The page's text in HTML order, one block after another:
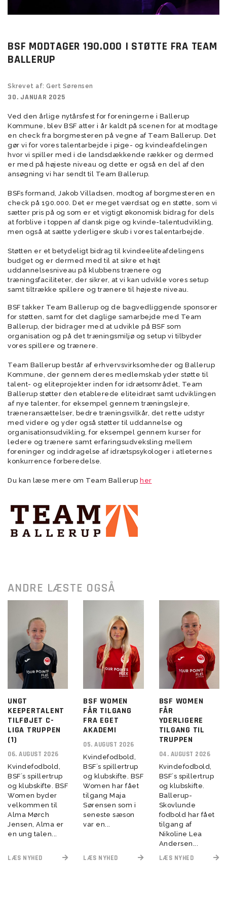
BSF MODTAGER 190.000 I STØTTE FRA TEAM
BALLERUP
Skrevet af: Gert Sørensen
30. JANUAR 2025
Ved den årlige nytårsfest for foreningerne i Ballerup
Kommune, blev BSF atter i år kaldt på scenen for at modtage
en check fra borgmesteren på vegne af Team Ballerup. Det
gør vi for vores talentarbejde i pige- og kvindeafdelingen
hvor vi spiller med i de landsdækkende rækker og dermed
er med på højeste niveau og dette er også en del af den
ansøgning vi har sendt til Team Ballerup.
BSFs formand, Jakob Villadsen, modtog af borgmesteren en
check på 190.000. Det er meget værdsat og en støtte, som vi
sætter pris på og som er et vigtigt økonomisk bidrag for dels
at forblive i toppen af dansk pige og kvinde-talentudvikling,
men også at sætte yderligere skub i vores talentarbejde.
Støtten er et betydeligt bidrag til kvindeeliteafdelingens
budget og er dermed med til at sikre et højt
uddannelsesniveau på klubbens trænere og
træningsfaciliteter, der sikrer, at vi kan udvikle vores setup
samt tiltrække spillere og trænere til højeste niveau.
BSF takker Team Ballerup og de bagvedliggende sponsorer
for støtten, samt for det daglige samarbejde med Team
Ballerup, der bidrager med at udvikle på BSF som
organisation og på det træningsmiljø og setup vi tilbyder
vores spillere og trænere.
Team Ballerup består af erhvervsvirksomheder og Ballerup
Kommune, der gennem deres medlemskab yder støtte til
talent- og eliteprojekter inden for idrætsområdet, Team
Ballerup støtter den etablerede eliteidræt samt udviklingen
af nye talenter, for eksempel gennem træningslejre,
træneransættelser, bedre træningsvilkår, det rette udstyr
med videre og yder også støtter til uddannelse og
organisationsudvikling, for eksempel gennem kurser for
ledere og trænere samt erfaringsudveksling mellem
foreninger og inddragelse af idrætspsykologer i atleternes
konkurrence forberedelse.
Du kan læse mere om Team Ballerup her
ANDRE LÆSTE OGSÅ
UNGT
KEEPERTALENT
TILFØJET C-
LIGA TRUPPEN
(1)
06. AUGUST 2026
Kvindefodbold,
BSF´s spillertrup
og klubskifte. BSF
Women byder
velkommen til
Alma Mørch
Jensen, Alma er
en ung talen...
LÆS NYHED
BSF WOMEN
FÅR TILGANG
FRA EGET
AKADEMI
05. AUGUST 2026
Kvindefodbold,
BSF´s spillertrup
og klubskifte. BSF
Women har fået
tilgang Maja
Sørensen som i
seneste sæson
var en...
LÆS NYHED
BSF WOMEN
FÅR
YDERLIGERE
TILGANG TIL
TRUPPEN
04. AUGUST 2026
Kvindefodbold,
BSF´s spillertrup
og klubskifte.
Ballerup-
Skovlunde
fodbold har fået
tilgang af
Nikoline Lea
Andersen...
LÆS NYHED